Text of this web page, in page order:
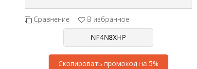
Сравнение В избранное
Скопировать промокод на 5%